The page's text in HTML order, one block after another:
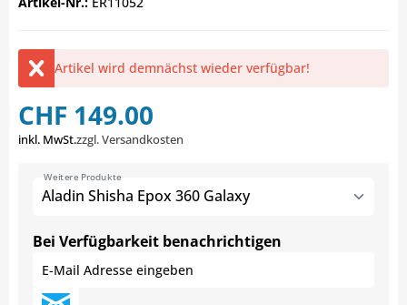
Artikel wird demnächst wieder verfügbar!
CHF 149.00
inkl. MwSt.zzgl. Versandkosten
Aladin Shisha Epox 360 Galaxy
Weitere Produkte
Bei Verfügbarkeit benachrichtigen